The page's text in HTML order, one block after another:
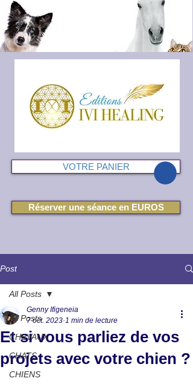
VOTRE PANIER
Réserver une séance en EUROS
Post
All Posts
CHEVAUX
CHATS
CHIENS
All Posts
Et si vous parliez de vos
projets avec votre chien ?
Genny Ifigeneia
7 oct. 2023 1 min de lecture